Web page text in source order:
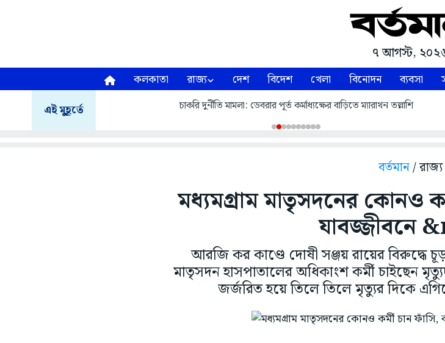
৭ আগস্ট,
কলকাতা রাজ্য দেশ বিদেশ খেলা বিনোদন ব্যবসা
এই মুহূর্তে চাকরি দুর্নীতি মামলা: ডেবরার পূর্ত কর্মাধ্যক্ষের বাড়িতে ম্যারাথন তল্লাশি
বর্তমান/ রাজ্য
মধ্যমগ্রাম মাতৃসদনের কোনও
যাবজ্জীবনে
আরজি কর কাণ্ডে দোষী সঞ্জয় রায়ের বিরুদ্ধে
মাতৃসদন হাসপাতালের অধিকাংশ কর্মী চাইছেন
জর্জরিত হয়ে তিলে তিলে মৃত্যুর দিকে